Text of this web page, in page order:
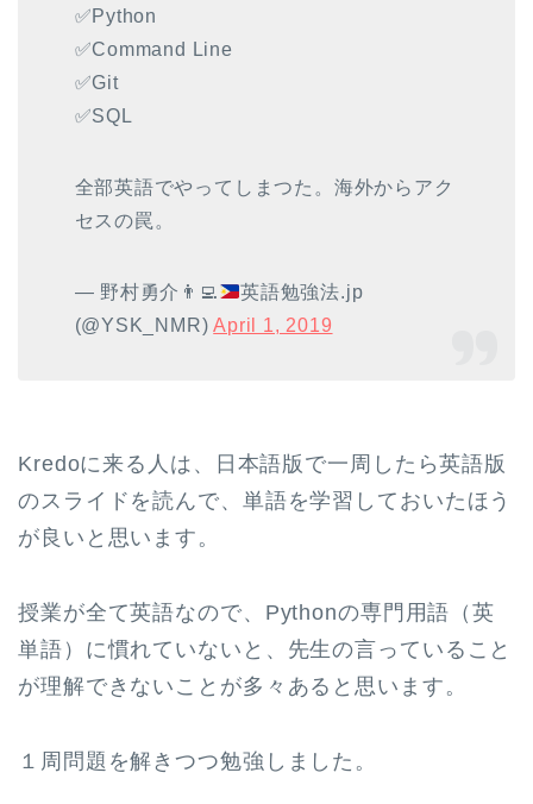
✅Python
✅Command Line
✅Git
✅SQL
全部英語でやってしまつた。海外からアク
セスの罠。
— 野村勇介 👨‍💻
英語勉強法.jp
(@YSK_NMR)April 1, 2019
Kredoに来る人は、日本語版で一周したら英語版
のスライドを読んで、単語を学習しておいたほう
が良いと思います。
授業が全て英語なので、Pythonの専門用語（英
単語）に慣れていないと、先生の言っていること
が理解できないことが多々あると思います。
１周問題を解きつつ勉強しました。